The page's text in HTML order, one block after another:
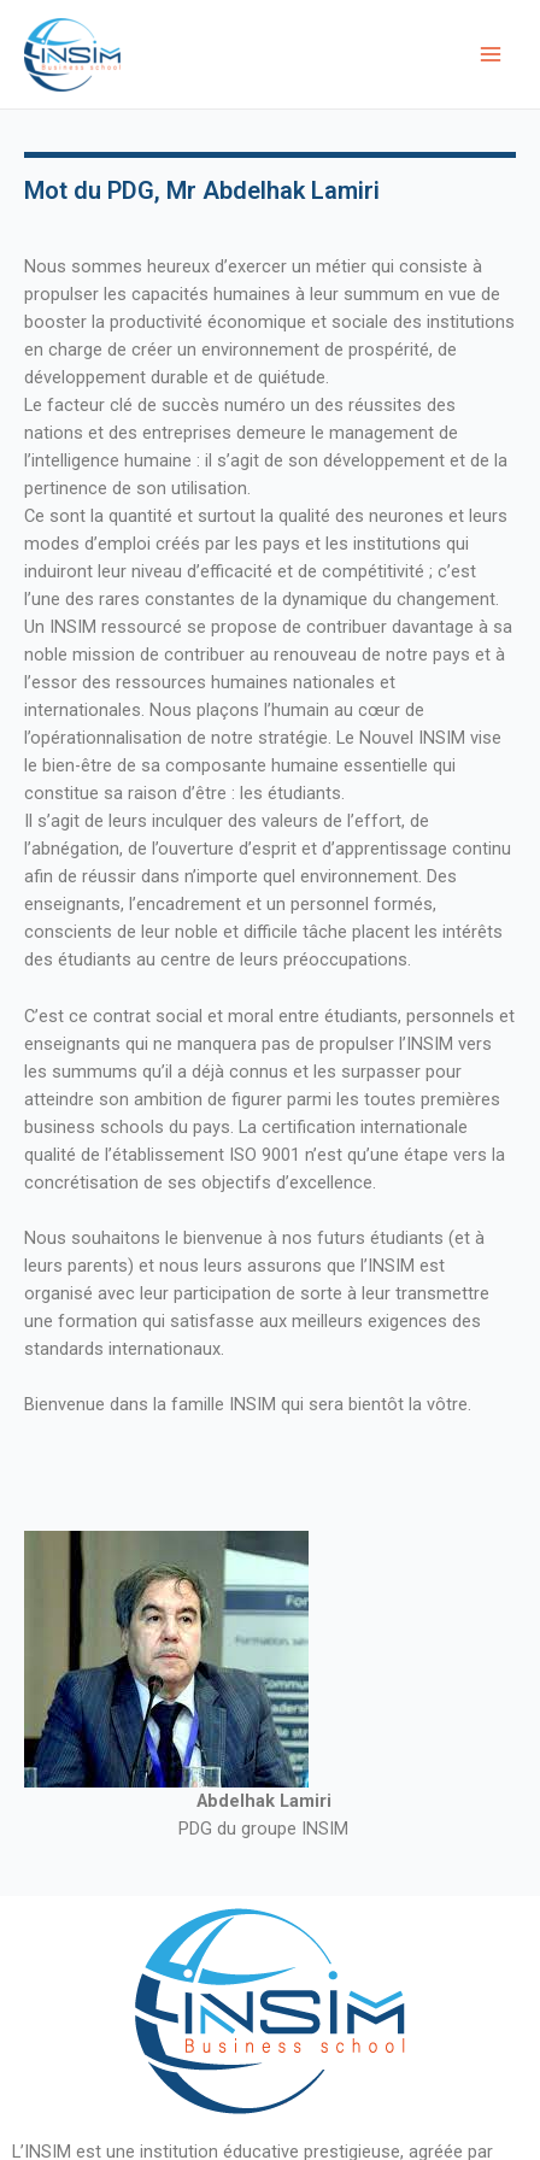
contenu
Mot du PDG, Mr Abdelhak Lamiri
Nous sommes heureux d’exercer un métier qui consiste à
propulser les capacités humaines à leur summum en vue de
booster la productivité économique et sociale des institutions
en charge de créer un environnement de prospérité, de
développement durable et de quiétude.
Le facteur clé de succès numéro un des réussites des
nations et des entreprises demeure le management de
l’intelligence humaine : il s’agit de son développement et de la
pertinence de son utilisation.
Ce sont la quantité et surtout la qualité des neurones et leurs
modes d’emploi créés par les pays et les institutions qui
induiront leur niveau d’efficacité et de compétitivité ; c’est
l’une des rares constantes de la dynamique du changement.
Un INSIM ressourcé se propose de contribuer davantage à sa
noble mission de contribuer au renouveau de notre pays et à
l’essor des ressources humaines nationales et
internationales. Nous plaçons l’humain au cœur de
l’opérationnalisation de notre stratégie. Le Nouvel INSIM vise
le bien-être de sa composante humaine essentielle qui
constitue sa raison d’être : les étudiants.
Il s’agit de leurs inculquer des valeurs de l’effort, de
l’abnégation, de l’ouverture d’esprit et d’apprentissage continu
afin de réussir dans n’importe quel environnement. Des
enseignants, l’encadrement et un personnel formés,
conscients de leur noble et difficile tâche placent les intérêts
des étudiants au centre de leurs préoccupations.
C’est ce contrat social et moral entre étudiants, personnels et
enseignants qui ne manquera pas de propulser l’INSIM vers
les summums qu’il a déjà connus et les surpasser pour
atteindre son ambition de figurer parmi les toutes premières
business schools du pays. La certification internationale
qualité de l’établissement ISO 9001 n’est qu’une étape vers la
concrétisation de ses objectifs d’excellence.
Nous souhaitons le bienvenue à nos futurs étudiants (et à
leurs parents) et nous leurs assurons que l’INSIM est
organisé avec leur participation de sorte à leur transmettre
une formation qui satisfasse aux meilleurs exigences des
standards internationaux.
Bienvenue dans la famille INSIM qui sera bientôt la vôtre.
Abdelhak Lamiri
PDG du groupe INSIM
L’INSIM est une institution éducative prestigieuse, agréée par